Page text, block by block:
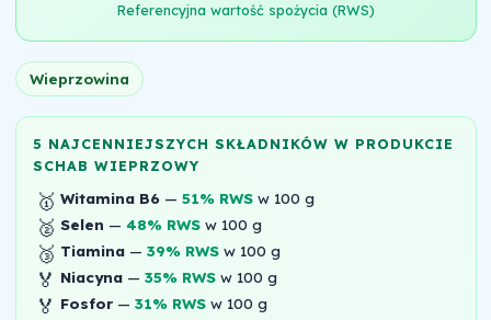
Referencyjna wartość spożycia (RWS)
Wieprzowina
5 NAJCENNIEJSZYCH SKŁADNIKÓW W PRODUKCIE
SCHAB WIEPRZOWY
🥇 Witamina B6— 51% RWSw 100 g
🥈 Selen — 48% RWSw 100 g
🥉 Tiamina— 39% RWSw 100 g
🏅 Niacyna— 35% RWSw 100 g
🏅 Fosfor— 31% RWSw 100 g